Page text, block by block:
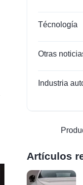
Técnología
Otras
Industria
Artículos